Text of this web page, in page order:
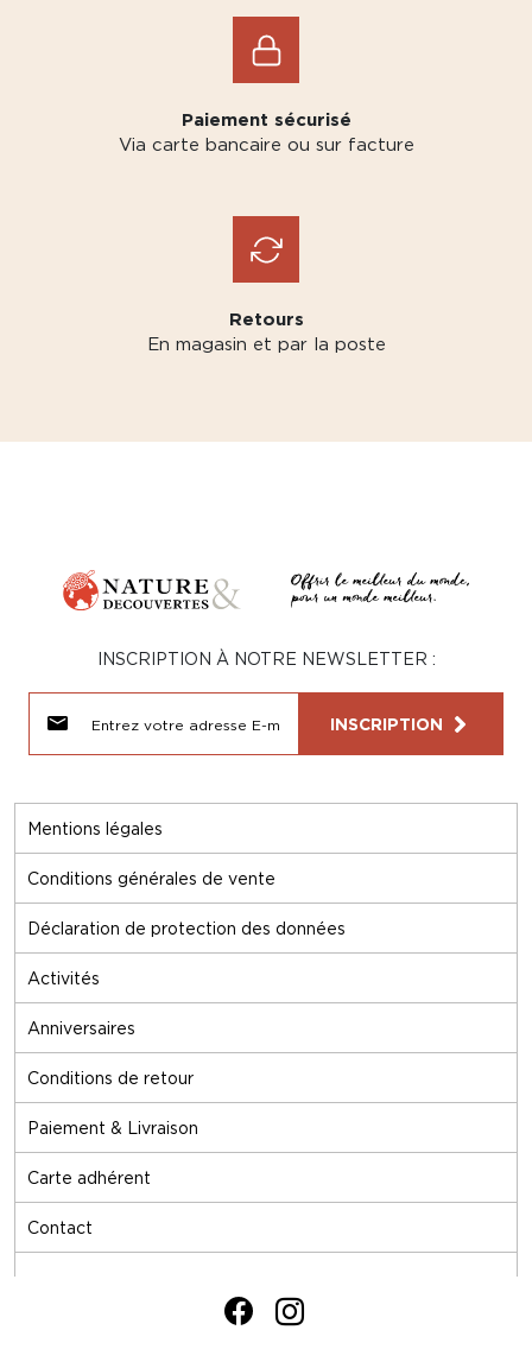
Paiement sécurisé
Via carte bancaire ou sur facture
Retours
En magasin et par la poste
Mentions légales
Conditions générales de vente
Déclaration de protection des données
Activités
Anniversaires
Conditions de retour
Paiement & Livraison
Carte adhérent
Contact
INSCRIPTION À NOTRE NEWSLETTER :
INSCRIPTION